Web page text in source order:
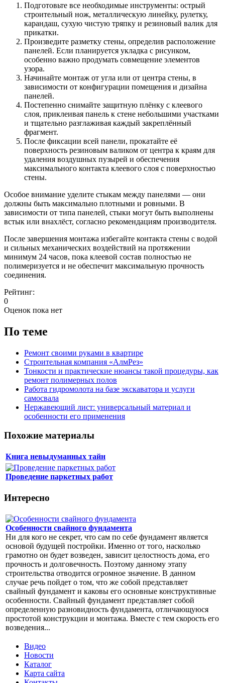
Подготовьте все необходимые инструменты: острый
строительный нож, металлическую линейку, рулетку,
карандаш, сухую чистую тряпку и резиновый валик для
прикатки.
Произведите разметку стены, определив расположение
панелей. Если планируется укладка с рисунком,
особенно важно продумать совмещение элементов
узора.
Начинайте монтаж от угла или от центра стены, в
зависимости от конфигурации помещения и дизайна
панелей.
Постепенно снимайте защитную плёнку с клеевого
слоя, приклеивая панель к стене небольшими участками
и тщательно разглаживая каждый закреплённый
фрагмент.
После фиксации всей панели, прокатайте её
поверхность резиновым валиком от центра к краям для
удаления воздушных пузырей и обеспечения
максимального контакта клеевого слоя с поверхностью
стены.
Особое внимание уделите стыкам между панелями — они
должны быть максимально плотными и ровными. В
зависимости от типа панелей, стыки могут быть выполнены
встык или внахлёст, согласно рекомендациям производителя.
После завершения монтажа избегайте контакта стены с водой
и сильных механических воздействий на протяжении
минимум 24 часов, пока клеевой состав полностью не
полимеризуется и не обеспечит максимальную прочность
соединения.
Рейтинг:
0
Оценок пока нет
По теме
Ремонт своими руками в квартире
Строительная компания «АлмРез»
Тонкости и практические нюансы такой процедуры, как
ремонт полимерных полов
Работа гидромолота на базе экскаватора и услуги
самосвала
Нержавеющий лист: универсальный материал и
особенности его применения
Похожие материалы
Книга невыдуманных тайн
Проведение паркетных работ
Интересно
Особенности свайного фундамента
Ни для кого не секрет, что сам по себе фундамент является
основой будущей постройки. Именно от того, насколько
грамотно он будет возведен, зависит целостность дома, его
прочность и долговечность. Поэтому данному этапу
строительства отводится огромное значение. В данном
случае речь пойдет о том, что же собой представляет
свайный фундамент и каковы его основные конструктивные
особенности. Свайный фундамент представляет собой
определенную разновидность фундамента, отличающуюся
простотой конструкции и монтажа. Вместе с тем скорость его
возведения...
Видео
Новости
Каталог
Карта сайта